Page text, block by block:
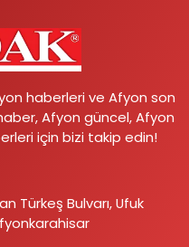
haberleri ve Afyon son
Afyon güncel, Afyon
için bizi takip edin!
Türkeş Bulvarı, Ufuk